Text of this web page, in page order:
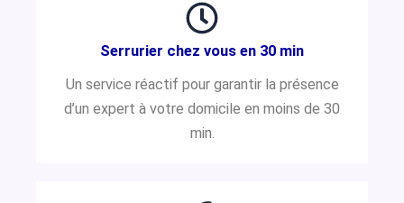
Serrurier chez vous en 30 min
Un service réactif pour garantir la présence
d’un expert à votre domicile en moins de 30
min.